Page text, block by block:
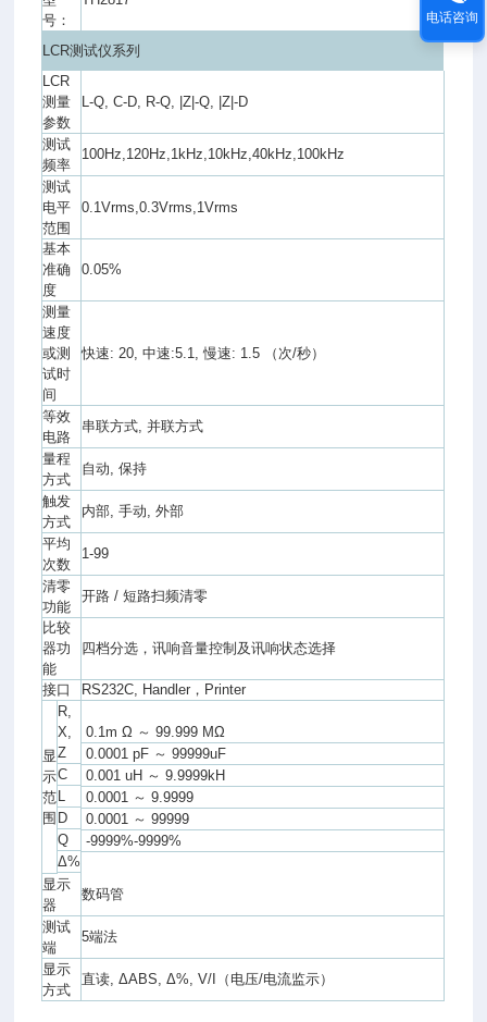
号：
LCR测试仪系列
LCR
测量
参数
L-Q, C-D, R-Q, |Z|-Q, |Z|-D
测试
频率
100Hz,120Hz,1kHz,10kHz,40kHz,100kHz
测试
电平
范围
0.1Vrms,0.3Vrms,1Vrms
基本
准确
度
0.05%
测量
速度
或测
试时
间
快速: 20, 中速:5.1, 慢速: 1.5 （次/秒）
等效
电路
串联方式, 并联方式
量程
方式
自动, 保持
触发
方式
内部, 手动, 外部
平均
次数
1-99
清零
功能
开路 / 短路扫频清零
比较
器功
能
四档分选，讯响音量控制及讯响状态选择
接口 RS232C, Handler，Printer
显
示
范
围
R,
X,
Z
C
L
D
Q
Δ%
0.1m Ω ～ 99.999 MΩ
0.0001 pF ～ 99999uF
0.001 uH ～ 9.9999kH
0.0001 ～ 9.9999
0.0001 ～ 99999
-9999%-9999%
显示
器
数码管
测试
端
5端法
显示
方式
直读, ΔABS, Δ%, V/I（电压/电流监示）
电话咨询